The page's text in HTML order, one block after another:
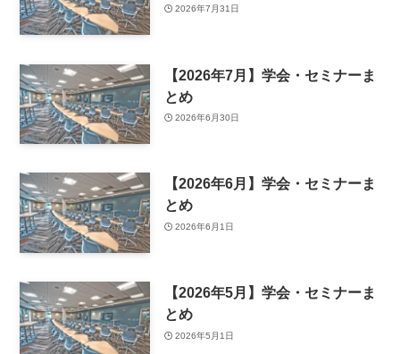
2026年7月31日
【2026年7月】学会・セミナーま
とめ
2026年6月30日
【2026年6月】学会・セミナーま
とめ
2026年6月1日
【2026年5月】学会・セミナーま
とめ
2026年5月1日